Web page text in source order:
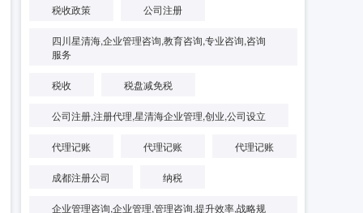
税收政策 公司注册
四川星清海,企业管理咨询,教育咨询,专业咨询,咨询
服务
税收 税盘减免税
公司注册,注册代理,星清海企业管理,创业,公司设立
代理记账 代理记账 代理记账
成都注册公司 纳税
企业管理咨询,企业管理,管理咨询,提升效率,战略规